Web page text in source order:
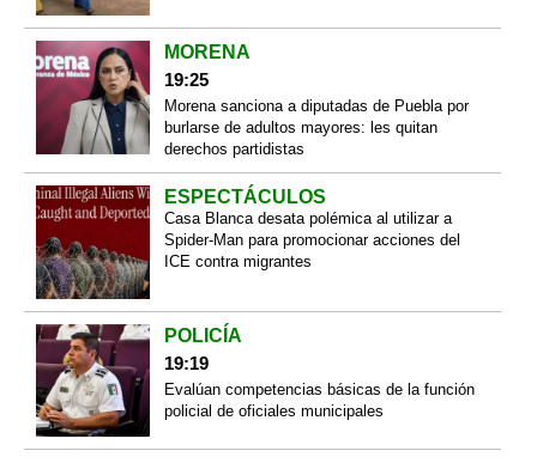
MORENA
19:25
Morena sanciona a diputadas de Puebla por
burlarse de adultos mayores: les quitan
derechos partidistas
ESPECTÁCULOS
Casa Blanca desata polémica al utilizar a
Spider-Man para promocionar acciones del
ICE contra migrantes
POLICÍA
19:19
Evalúan competencias básicas de la función
policial de oficiales municipales